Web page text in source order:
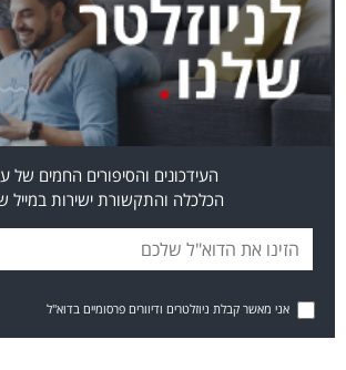
העידכונים והסיפורים החמים של
הכלכלה והתקשורת ישירות במייל
אני מאשר קבלת ניוזלטרים ודיוורים פרסומיים בדוא"ל